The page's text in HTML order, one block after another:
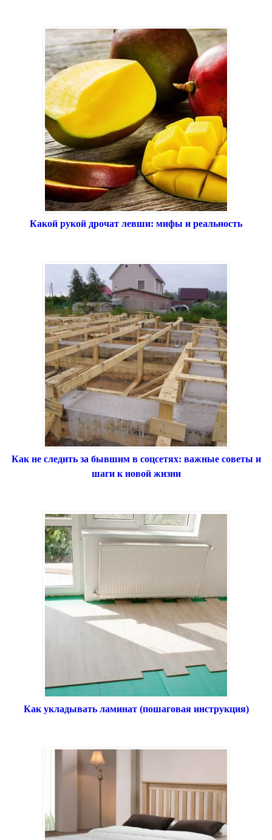
Какой рукой дрочат левши: мифы и реальность
Как не следить за бывшим в соцсетях: важные советы и
шаги к новой жизни
Как укладывать ламинат (пошаговая инструкция)